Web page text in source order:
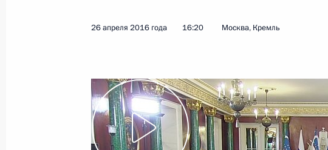
Поздравление Исламу Каримову и всем
с 25-й годовщиной провозглашения
1 сентября 2016 года, 00:00
26 апреля 2016 года 16:20 Москва, Кремль